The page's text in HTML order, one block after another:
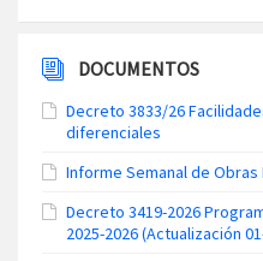
DOCUMENTOS
Decreto 3833/26
diferenciales
Informe Semanal de Obras
Decreto 3419-2026
2025-2026 (Actualización